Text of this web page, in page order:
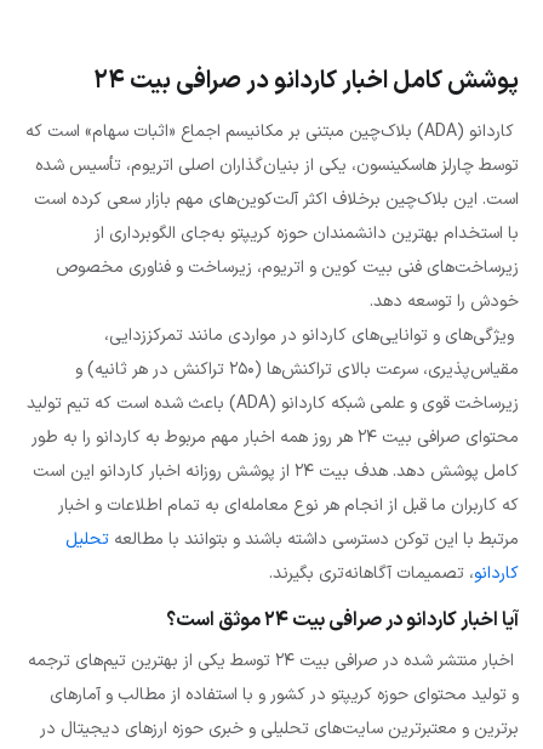
پوشش کامل اخبار کاردانو در صرافی بیت ۲۴
کاردانو (ADA) بلاک‌چین مبتنی بر مکانیسم اجماع «اثبات سهام» است که
توسط چارلز هاسکینسون، یکی از بنیان‌گذاران اصلی اتریوم، تأسیس شده
است. این بلاک‌چین برخلاف اکثر آلت‌کوین‌های مهم بازار سعی کرده است
با استخدام بهترین دانشمندان حوزه کریپتو به‌جای الگوبرداری از
زیرساخت‌های فنی بیت کوین و اتریوم، زیرساخت و فناوری مخصوص
خودش را توسعه دهد.
ویژگی‌های و توانایی‌های کاردانو در مواردی مانند تمرکززدایی،
مقیاس‌پذیری، سرعت بالای تراکنش‌ها (۲۵۰ تراکنش در هر ثانیه) و
زیرساخت قوی و علمی شبکه کاردانو (ADA) باعث شده است که تیم تولید
محتوای صرافی بیت ۲۴ هر روز همه اخبار مهم مربوط به کاردانو را به طور
کامل پوشش دهد. هدف بیت ۲۴ از پوشش روزانه اخبار کاردانو این است
که کاربران ما قبل از انجام هر نوع معامله‌ای به تمام اطلاعات و اخبار
مرتبط با این توکن دسترسی داشته باشند و بتوانند با مطالعه تحلیل
کاردانو، تصمیمات آگاهانه‌تری بگیرند.
آیا اخبار کاردانو در صرافی بیت ۲۴ موثق است؟
اخبار منتشر شده در صرافی بیت ۲۴ توسط یکی از بهترین تیم‌های ترجمه
و تولید محتوای حوزه کریپتو در کشور و با استفاده از مطالب و آمارهای
برترین و معتبرترین سایت‌های تحلیلی و خبری حوزه ارزهای دیجیتال در